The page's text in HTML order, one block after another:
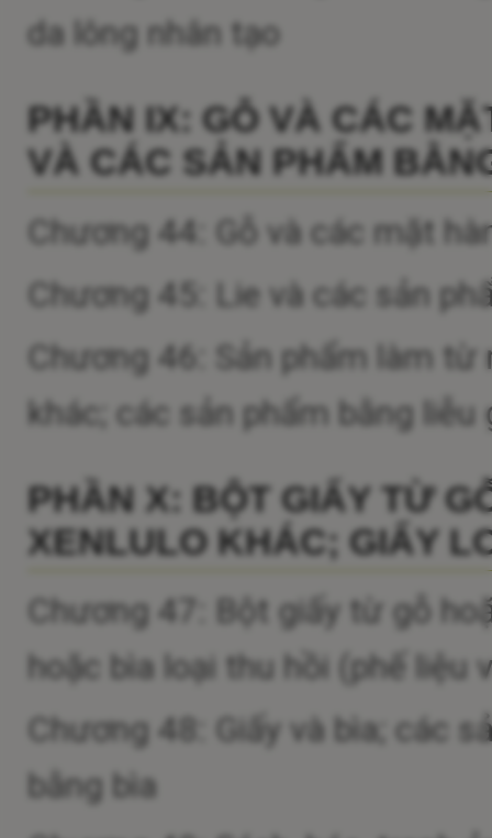
da lông nhân tạo
PHẦN IX: GỖ VÀ CÁC
VÀ CÁC SẢN PHẨM
Chương 44: Gỗ và các mặt
Chương 45: Lie và các sản
Chương 46: Sản phẩm làm
khác; các sản phẩm bằng liễu
PHẦN X: BỘT GIẤY TỪ
XENLULO KHÁC; GIẤY
Chương 47: Bột giấy từ gỗ
hoặc bìa loại thu hồi (phế liệu
Chương 48: Giấy và bìa; các
bằng bìa